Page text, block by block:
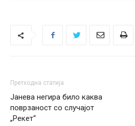
Претходна статија
Јанева негира било каква
поврзаност со случајот
„Рекет“